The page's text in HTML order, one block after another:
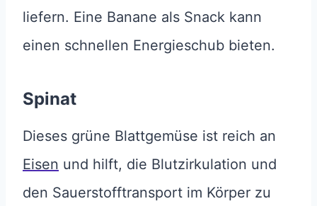
liefern. Eine Banane als Snack kann
einen schnellen Energieschub bieten.
Spinat
Dieses grüne Blattgemüse ist reich an
Eisen und hilft, die Blutzirkulation und
den Sauerstofftransport im Körper zu